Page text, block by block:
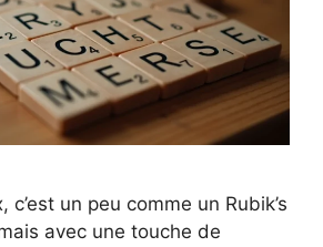
c’est un peu comme un Rubik’s
avec une touche de